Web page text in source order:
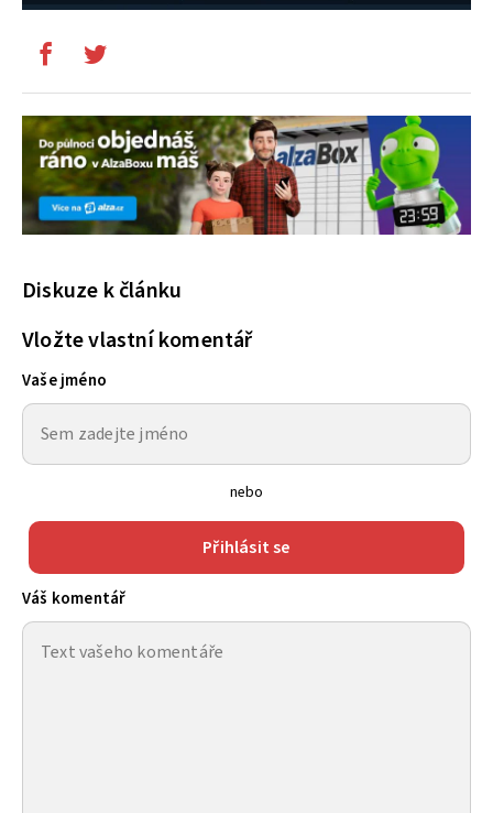
Diskuze k článku
Vložte vlastní komentář
Vaše jméno
nebo
Přihlásit se
Váš komentář